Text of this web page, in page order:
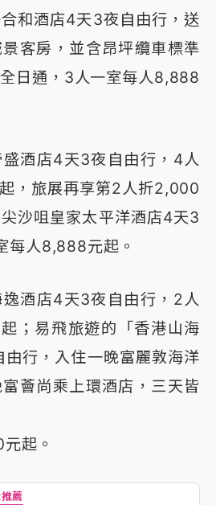
和酒店4天3夜自由行，送
客房，並含昂坪纜車標準
日通，3人一室每人8,888
酒店4天3夜自由行，4人
，旅展再享第2人折2,000
沙咀皇家太平洋酒店4天3
每人8,888元起。
酒店4天3夜自由行，2人
；易飛旅遊的「香港山海
行，入住一晚富麗敦海洋
薈尚乘上環酒店，三天皆
起。
薦